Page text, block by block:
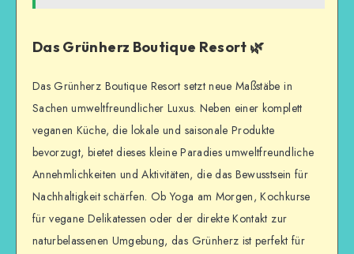
Das Grünherz Boutique Resort 🌿
Das Grünherz Boutique Resort setzt neue Maßstäbe in
Sachen umweltfreundlicher Luxus. Neben einer komplett
veganen Küche, die lokale und saisonale Produkte
bevorzugt, bietet dieses kleine Paradies umweltfreundliche
Annehmlichkeiten und Aktivitäten, die das Bewusstsein für
Nachhaltigkeit schärfen. Ob Yoga am Morgen, Kochkurse
für vegane Delikatessen oder der direkte Kontakt zur
naturbelassenen Umgebung, das Grünherz ist perfekt für